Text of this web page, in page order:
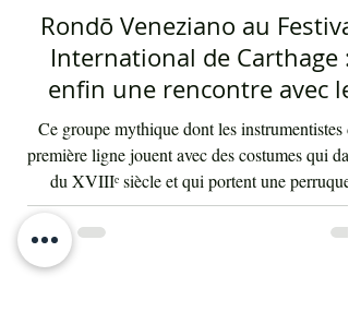
Rondō Veneziano au Festival
International de Carthage :
enfin une rencontre avec le
public tunisien
Ce groupe mythique dont les instrumentistes
première ligne jouent avec des costumes qui
du XVIIIᵉ siècle et qui portent une perruque
blanche a été présent le 4 août 2026 sur les
Mohamed Ali Elhaou
2 days ago
2 min read